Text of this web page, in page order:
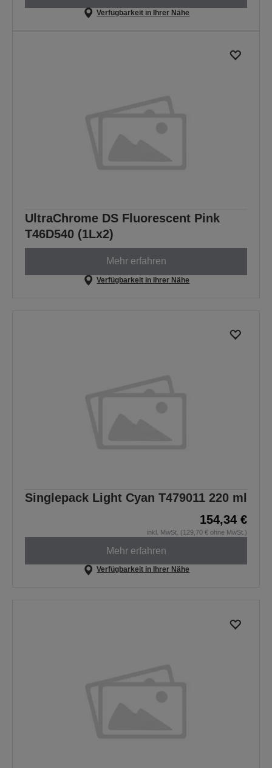
Verfügbarkeit in Ihrer Nähe
UltraChrome DS Fluorescent Pink
T46D540 (1Lx2)
Mehr erfahren
Verfügbarkeit in Ihrer Nähe
Singlepack Light Cyan T479011 220 ml
154,34 €
inkl. MwSt. (129,70 € ohne MwSt.)
Mehr erfahren
Verfügbarkeit in Ihrer Nähe